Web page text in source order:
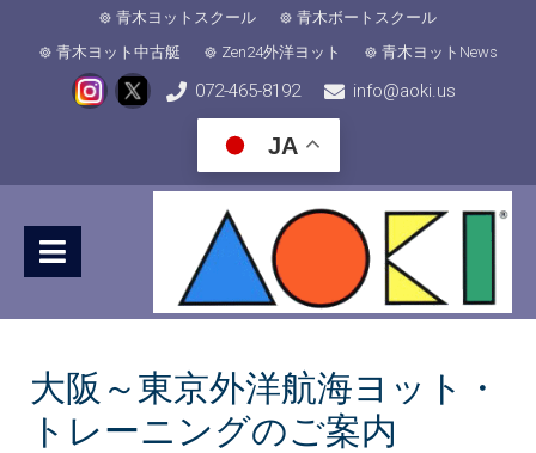
青木ヨットスクール
青木ボートスクール
青木ヨット中古艇
Zen24外洋ヨット 青木ヨットNews
072-465-8192 info@aoki.us
JA
大阪～東京外洋航海ヨット・
トレーニングのご案内